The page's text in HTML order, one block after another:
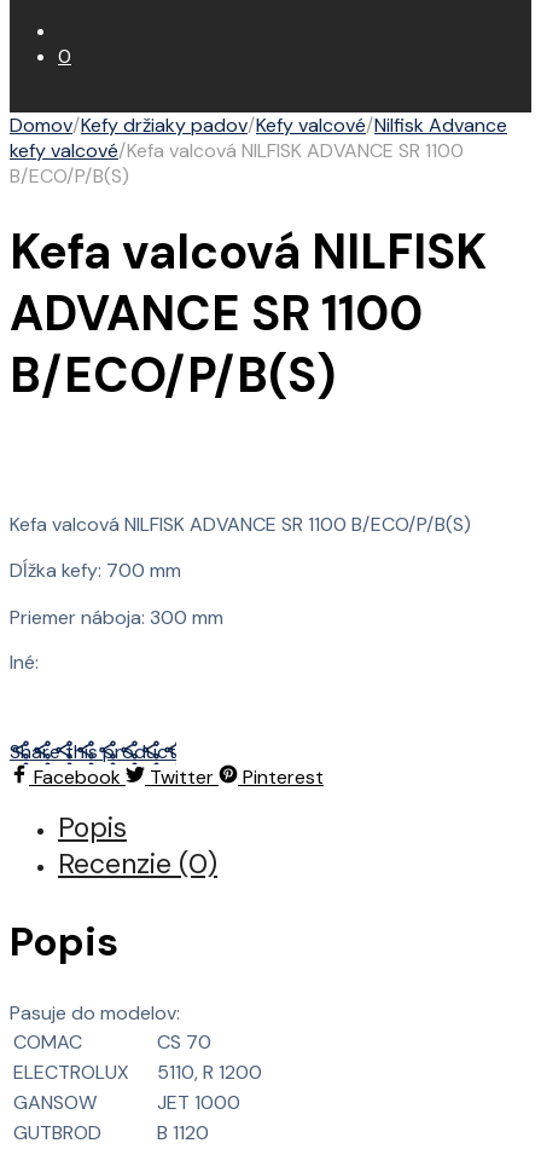
0
Domov/Kefy držiaky padov/Kefy valcové/Nilfisk Advance
kefy valcové/Kefa valcová NILFISK ADVANCE SR 1100
B/ECO/P/B(S)
Kefa valcová NILFISK
ADVANCE SR 1100
B/ECO/P/B(S)
Kefa valcová NILFISK ADVANCE SR 1100 B/ECO/P/B(S)
Dĺžka kefy: 700 mm
Priemer náboja: 300 mm
Iné:
Share this product
Facebook
Twitter Pinterest
Popis
Recenzie (0)
Popis
Pasuje do modelov:
COMAC
CS 70
ELECTROLUX
5110, R 1200
GANSOW
JET 1000
GUTBROD
B 1120